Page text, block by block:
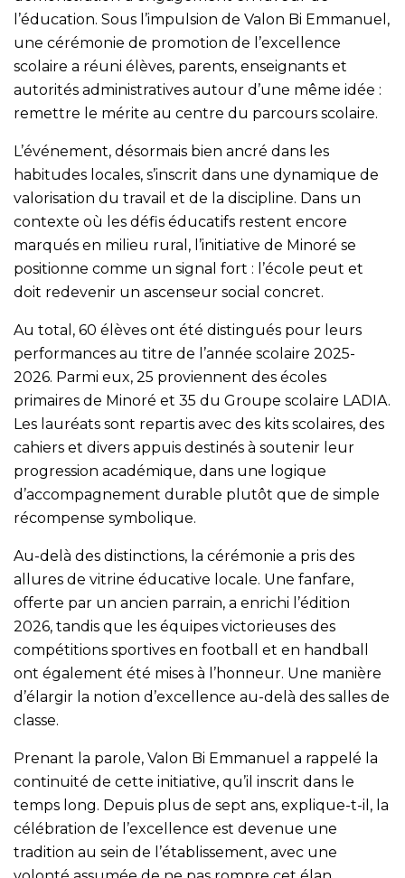
l’éducation. Sous l’impulsion de Valon Bi Emmanuel,
une cérémonie de promotion de l’excellence
scolaire a réuni élèves, parents, enseignants et
autorités administratives autour d’une même idée :
remettre le mérite au centre du parcours scolaire.
L’événement, désormais bien ancré dans les
habitudes locales, s’inscrit dans une dynamique de
valorisation du travail et de la discipline. Dans un
contexte où les défis éducatifs restent encore
marqués en milieu rural, l’initiative de Minoré se
positionne comme un signal fort : l’école peut et
doit redevenir un ascenseur social concret.
Au total, 60 élèves ont été distingués pour leurs
performances au titre de l’année scolaire 2025-
2026. Parmi eux, 25 proviennent des écoles
primaires de Minoré et 35 du Groupe scolaire LADIA.
Les lauréats sont repartis avec des kits scolaires, des
cahiers et divers appuis destinés à soutenir leur
progression académique, dans une logique
d’accompagnement durable plutôt que de simple
récompense symbolique.
Au-delà des distinctions, la cérémonie a pris des
allures de vitrine éducative locale. Une fanfare,
offerte par un ancien parrain, a enrichi l’édition
2026, tandis que les équipes victorieuses des
compétitions sportives en football et en handball
ont également été mises à l’honneur. Une manière
d’élargir la notion d’excellence au-delà des salles de
classe.
Prenant la parole, Valon Bi Emmanuel a rappelé la
continuité de cette initiative, qu’il inscrit dans le
temps long. Depuis plus de sept ans, explique-t-il, la
célébration de l’excellence est devenue une
tradition au sein de l’établissement, avec une